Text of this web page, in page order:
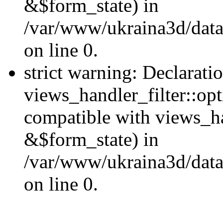
&$form_state) in
/var/www/ukraina3d/
on line 0.
strict warning:
compatible with
&$form_state) in
/var/www/ukraina3d/
on line 0.